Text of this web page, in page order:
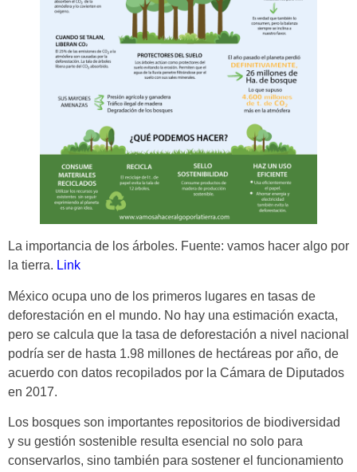
La importancia de los árboles. Fuente: vamos hacer algo por
la tierra. Link
México ocupa uno de los primeros lugares en tasas de
deforestación en el mundo. No hay una estimación exacta,
pero se calcula que la tasa de deforestación a nivel nacional
podría ser de hasta 1.98 millones de hectáreas por año, de
acuerdo con datos recopilados por la Cámara de Diputados
en 2017.
Los bosques son importantes repositorios de biodiversidad
y su gestión sostenible resulta esencial no solo para
conservarlos, sino también para sostener el funcionamiento